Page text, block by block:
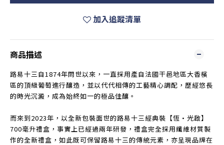
加入追蹤清單
商品描述
路易十三自1874年問世以來，一直採用產自法國干邑地區大香檳
區的頂級葡萄進行釀造，並以代代相傳的工藝精心調配，歷經悠長
的時光沉澱，成為始終如一的極品佳釀。
而來到2023年，以全新包裝面世的路易十三經典裝【恆•光啟】
700毫升禮盒，事實上已經過兩年研發，禮盒完全採用纖維材質製
作的全新禮盒，如此既可保留路易十三的傳統元素，亦呈現品牌在